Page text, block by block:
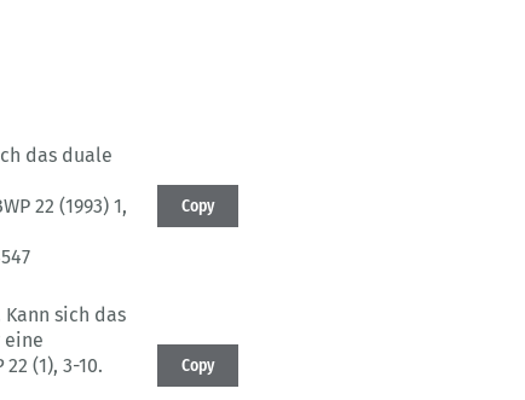
das duale
22 (1993) 1,
Copy
Kann sich das
eine
22 (1), 3-10.
Copy